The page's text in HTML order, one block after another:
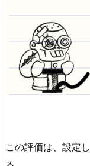
この評価は、設定